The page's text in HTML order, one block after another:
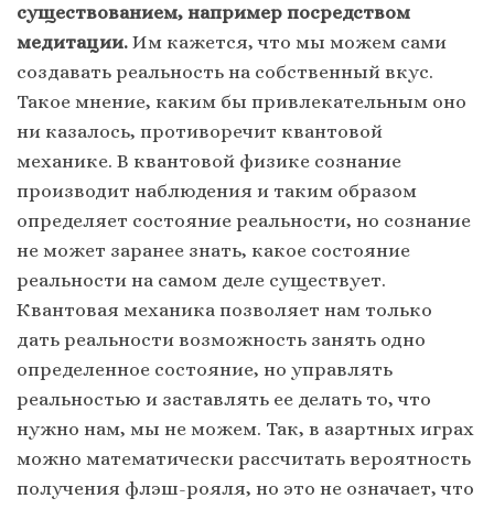
существованием, например посредством
медитации. Им кажется, что мы можем сами
создавать реальность на собственный вкус.
Такое мнение, каким бы привлекательным оно
ни казалось, противоречит квантовой
механике. В квантовой физике сознание
производит наблюдения и таким образом
определяет состояние реальности, но сознание
не может заранее знать, какое состояние
реальности на самом деле существует.
Квантовая механика позволяет нам только
дать реальности возможность занять одно
определенное состояние, но управлять
реальностью и заставлять ее делать то, что
нужно нам, мы не можем. Так, в азартных играх
можно математически рассчитать вероятность
получения флэш-рояля, но это не означает, что